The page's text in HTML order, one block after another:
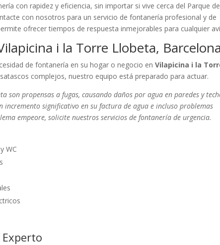
con rapidez y eficiencia, sin importar si vive cerca del Parque
con nosotros para un servicio de fontanería profesional y de
ofrecer tiempos de respuesta inmejorables para cualquier
i la Torre Llobeta,
de fontanería en su hogar o negocio enVilapicina i la
complejos, nuestro equipo está preparado para actuar.
son propensas a fugas, causando daños por agua en paredes y
significativo en su factura de agua e incluso problemas
empeore, solicite nuestros servicios de fontanería de urgencia.
WC